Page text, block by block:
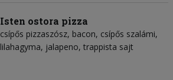
Isten ostora pizza
csípős pizzaszósz, bacon, csípős szalámi,
lilahagyma, jalapeno, trappista sajt